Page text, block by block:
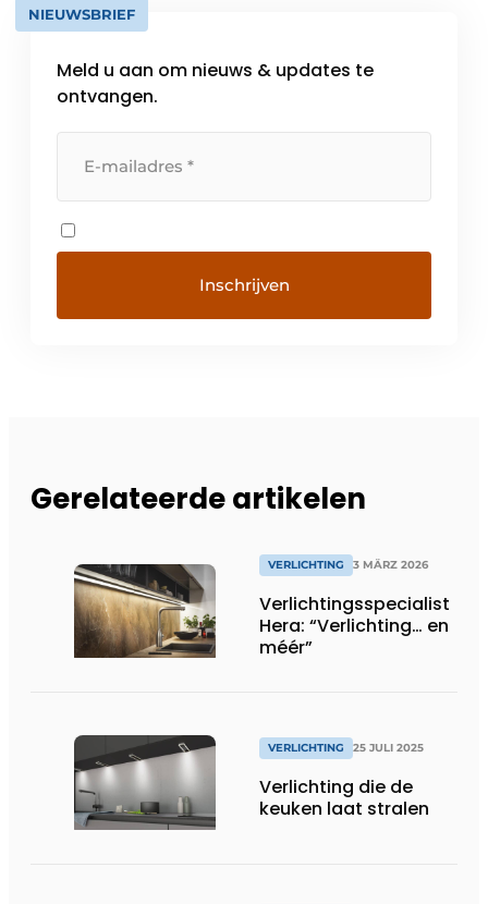
NIEUWSBRIEF
Meld u aan om nieuws & updates te
ontvangen.
Gerelateerde artikelen
VERLICHTING 3 MÄRZ 2026
Verlichtingsspecialist
Hera: “Verlichting… en
méér”
VERLICHTING 25 JULI 2025
Verlichting die de
keuken laat stralen